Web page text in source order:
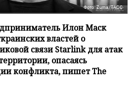
Фото: Zuma/ТАСС
Илон Маск
властей о
связи Starlink для атак
опасаясь
конфликта, пишет The